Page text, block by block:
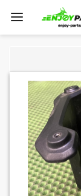
Toggle
navigation